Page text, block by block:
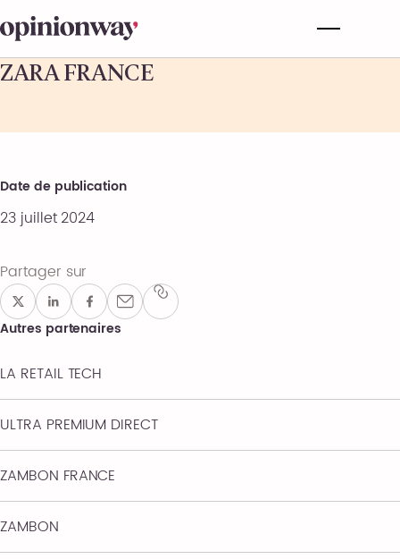
ZARA FRANCE
Date de publication
23 juillet 2024
Partager sur
Autres partenaires
LA RETAIL TECH
ULTRA PREMIUM DIRECT
ZAMBON FRANCE
ZAMBON